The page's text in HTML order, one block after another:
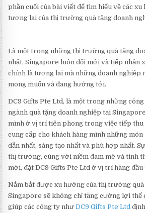
phần cuối của bài viết để tìm hiểu về các
tương lai của thị trường quà tặng doanh
Là một trong những thị trường quà tặng
nhất, Singapore luôn đổi mới và tiếp nhận
chính là tương lai mà những doanh nghiệp
mong muốn và đang hướng tới.
DC9 Gifts Pte Ltd, là một trong những
ngành quà tặng doanh nghiệp tại
mình ở vị trí tiên phong trong việc tiếp thu
cung cấp cho khách hàng mình những
dẫn nhất, sáng tạo nhất và phù hợp nhất.
thị trường, cùng với niềm đam mê và tinh
mới, đặt DC9 Gifts Pte Ltd ở vị trí hàng
Nắm bắt được xu hướng của thị trường
Singapore sẽ không chỉ tăng cường lợi thế
giúp các công ty nhưDC9 Gifts Pte Ltd